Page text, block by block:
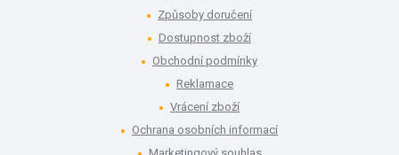
Způsoby doručení
Dostupnost zboží
Obchodní podmínky
Reklamace
Vrácení zboží
Ochrana osobních informací